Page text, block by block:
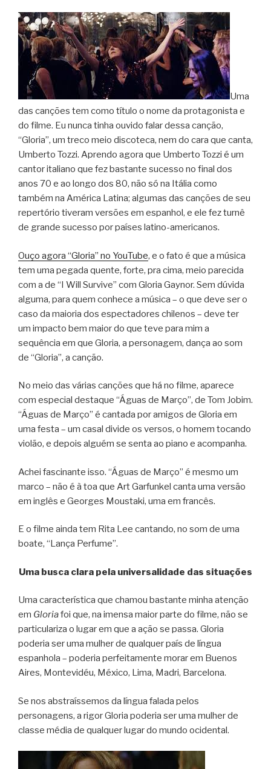
Uma
das canções tem como título o nome da protagonista e
do filme. Eu nunca tinha ouvido falar dessa canção,
“Gloria”, um treco meio discoteca, nem do cara que canta,
Umberto Tozzi. Aprendo agora que Umberto Tozzi é um
cantor italiano que fez bastante sucesso no final dos
anos 70 e ao longo dos 80, não só na Itália como
também na América Latina; algumas das canções de seu
repertório tiveram versões em espanhol, e ele fez turnê
de grande sucesso por países latino-americanos.
Ouço agora “Gloria” no YouTube, e o fato é que a música
tem uma pegada quente, forte, pra cima, meio parecida
com a de “I Will Survive” com Gloria Gaynor. Sem dúvida
alguma, para quem conhece a música – o que deve ser o
caso da maioria dos espectadores chilenos – deve ter
um impacto bem maior do que teve para mim a
sequência em que Gloria, a personagem, dança ao som
de “Gloria”, a canção.
No meio das várias canções que há no filme, aparece
com especial destaque “Águas de Março”, de Tom Jobim.
“Águas de Março” é cantada por amigos de Gloria em
uma festa – um casal divide os versos, o homem tocando
violão, e depois alguém se senta ao piano e acompanha.
Achei fascinante isso. “Águas de Março” é mesmo um
marco – não é à toa que Art Garfunkel canta uma versão
em inglês e Georges Moustaki, uma em francês.
E o filme ainda tem Rita Lee cantando, no som de uma
boate, “Lança Perfume”.
Uma busca clara pela universalidade das situações
Uma característica que chamou bastante minha atenção
em Gloriafoi que, na imensa maior parte do filme, não se
particulariza o lugar em que a ação se passa. Gloria
poderia ser uma mulher de qualquer país de língua
espanhola – poderia perfeitamente morar em Buenos
Aires, Montevidéu, México, Lima, Madri, Barcelona.
Se nos abstraíssemos da língua falada pelos
personagens, a rigor Gloria poderia ser uma mulher de
classe média de qualquer lugar do mundo ocidental.